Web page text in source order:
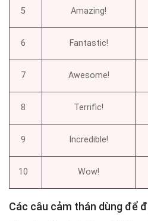
5 Amazing!
6 Fantastic!
7 Awesome!
8 Terrific!
9 Incredible!
10 Wow!
Các câu cảm thán dùng để